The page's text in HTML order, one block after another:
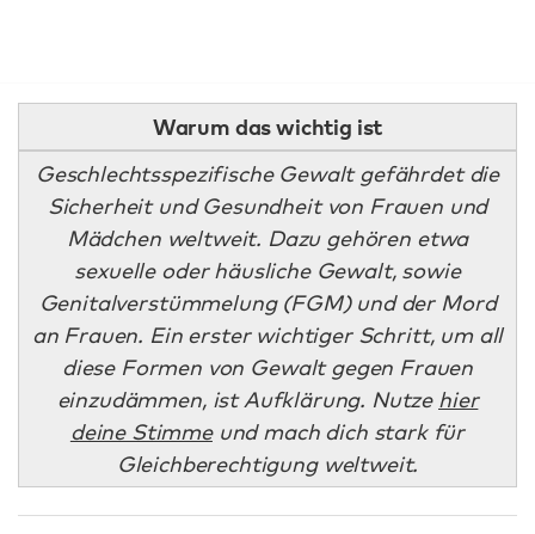
Warum das wichtig ist
Geschlechtsspezifische Gewalt gefährdet die
Sicherheit und Gesundheit von Frauen und
Mädchen weltweit. Dazu gehören etwa
sexuelle oder häusliche Gewalt, sowie
Genitalverstümmelung (FGM) und der Mord
an Frauen. Ein erster wichtiger Schritt, um all
diese Formen von Gewalt gegen Frauen
einzudämmen, ist Aufklärung. Nutze hier
deine Stimmeund mach dich stark für
Gleichberechtigung weltweit.